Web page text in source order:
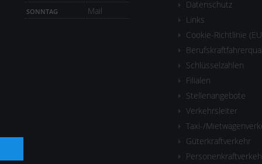
SONNTAG Mail
Datenschutz
Links
Cookie-Richtlinie
Schlüsselzahlen
Filialen
Stellenangebote
Verkehrsleiter
Taxi-/
Güterkraftverkehr